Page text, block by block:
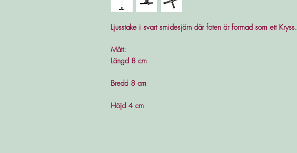
Ljusstake i svart smidesjärn där foten är formad som ett Kryss.
Mått:
Längd 8 cm
Bredd 8 cm
Höjd 4 cm